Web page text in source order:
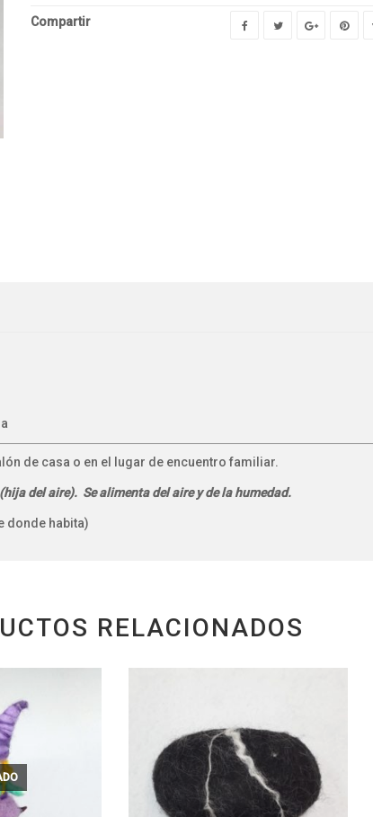
Compartir
de casa o en el lugar de encuentro familiar.
del aire). Se alimenta del aire y de la humedad.
donde habita)
RELACIONADOS